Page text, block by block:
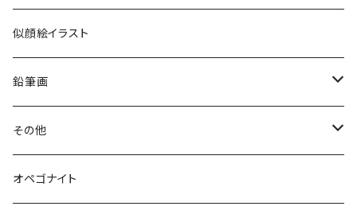
似顔絵イラスト
鉛筆画
色鉛筆画
その他
お空のopeわんこ
オペゴナイト